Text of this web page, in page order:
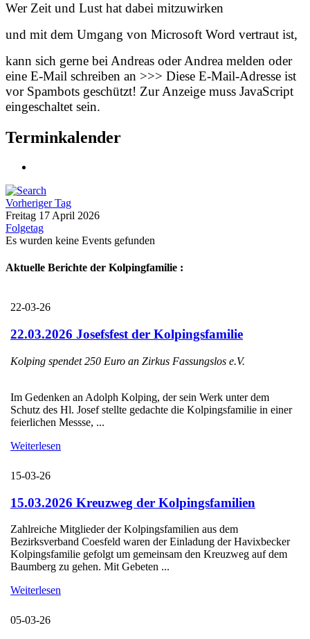
Wer Zeit und Lust hat dabei mitzuwirken
und mit dem Umgang von Microsoft Word vertraut ist,
kann sich gerne bei Andreas oder Andrea melden oder
eine E-Mail schreiben an >>> Diese E-Mail-Adresse ist
vor Spambots geschützt! Zur Anzeige muss JavaScript
eingeschaltet sein.
Terminkalender
Vorheriger Tag
Freitag 17 April 2026
Folgetag
Es wurden keine Events gefunden
Aktuelle Berichte der Kolpingfamilie :
22-03-26
22.03.2026 Josefsfest der Kolpingsfamilie
Kolping spendet 250 Euro an Zirkus Fassungslos e.V.
Im Gedenken an Adolph Kolping, der sein Werk unter dem
Schutz des Hl. Josef stellte gedachte die Kolpingsfamilie in einer
feierlichen Messse, ...
Weiterlesen
15-03-26
15.03.2026 Kreuzweg der Kolpingsfamilien
Zahlreiche Mitglieder der Kolpingsfamilien aus dem
Bezirksverband Coesfeld waren der Einladung der Havixbecker
Kolpingsfamilie gefolgt um gemeinsam den Kreuzweg auf dem
Baumberg zu gehen. Mit Gebeten ...
Weiterlesen
05-03-26